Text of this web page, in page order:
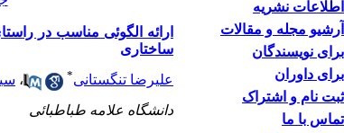
اطلاعات نشریه
آرشیو مجله و مقالات
برای نویسندگان
برای داوران
ثبت نام و اشتراک
تماس با ما
ارائه الگوئی مناسب در
ساختاری
علیرضا تنگستانی* ،
دانشگاه علامه طباطبائی